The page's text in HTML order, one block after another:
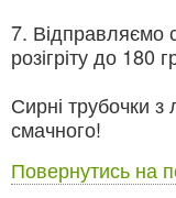
7. Відправляємо
розігріту до 180
Сирні трубочки з
смачного!
Повернутись на